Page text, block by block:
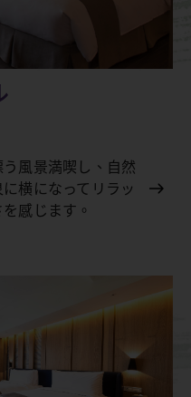
風景満喫し、自然
横になってリラッ
感じます。